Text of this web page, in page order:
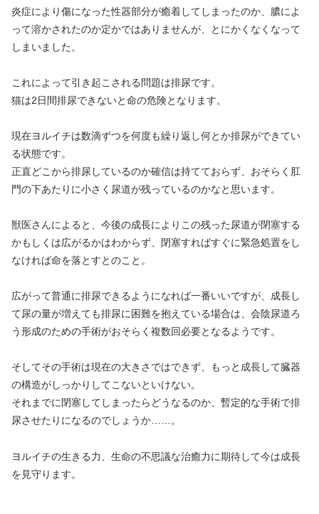
炎症により傷になった性器部分が癒着してしまったのか、膿によ
って溶かされたのか定かではありませんが、とにかくなくなって
しまいました。
これによって引き起こされる問題は排尿です。
猫は2日間排尿できないと命の危険となります。
現在ヨルイチは数滴ずつを何度も繰り返し何とか排尿ができてい
る状態です。
正直どこから排尿しているのか確信は持てておらず、おそらく肛
門の下あたりに小さく尿道が残っているのかなと思います。
獣医さんによると、今後の成長によりこの残った尿道が閉塞する
かもしくは広がるかはわからず、閉塞すればすぐに緊急処置をし
なければ命を落とすとのこと。
広がって普通に排尿できるようになれば一番いいですが、成長し
て尿の量が増えても排尿に困難を抱えている場合は、会陰尿道ろ
う形成のための手術がおそらく複数回必要となるようです。
そしてその手術は現在の大きさではできず、もっと成長して臓器
の構造がしっかりしてこないといけない。
それまでに閉塞してしまったらどうなるのか、暫定的な手術で排
尿させたりになるのでしょうか……。
ヨルイチの生きる力、生命の不思議な治癒力に期待して今は成長
を見守ります。 ​